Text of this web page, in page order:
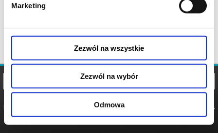
Marketing
Zezwól na wszystkie
Zezwól na wybór
Odmowa
POLITYKA
POLITYKA